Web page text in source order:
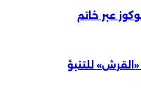
عبر خاتم
للتنبؤ